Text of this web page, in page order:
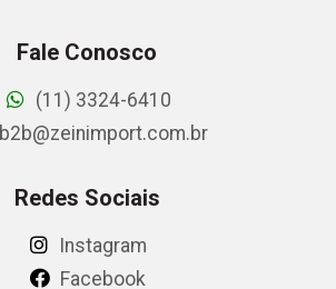
Fale Conosco
(11) 3324-6410
b2b@zeinimport.com.br
Redes Sociais
Instagram
Facebook